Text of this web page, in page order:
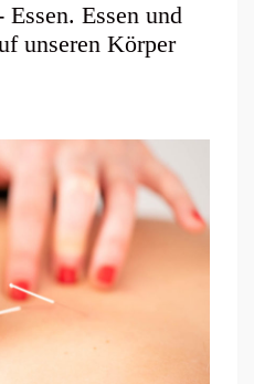
Essen und
unseren Körper